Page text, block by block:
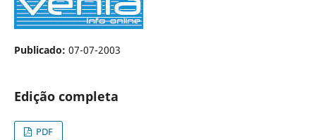
Publicado: 07-07-2003
Edição completa
PDF